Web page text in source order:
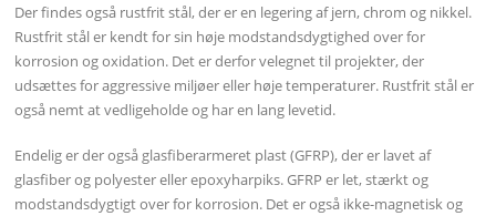
Der findes også rustfrit stål, der er en legering af jern, chrom og nikkel.
Rustfrit stål er kendt for sin høje modstandsdygtighed over for
korrosion og oxidation. Det er derfor velegnet til projekter, der
udsættes for aggressive miljøer eller høje temperaturer. Rustfrit stål er
også nemt at vedligeholde og har en lang levetid.
Endelig er der også glasfiberarmeret plast (GFRP), der er lavet af
glasfiber og polyester eller epoxyharpiks. GFRP er let, stærkt og
modstandsdygtigt over for korrosion. Det er også ikke-magnetisk og